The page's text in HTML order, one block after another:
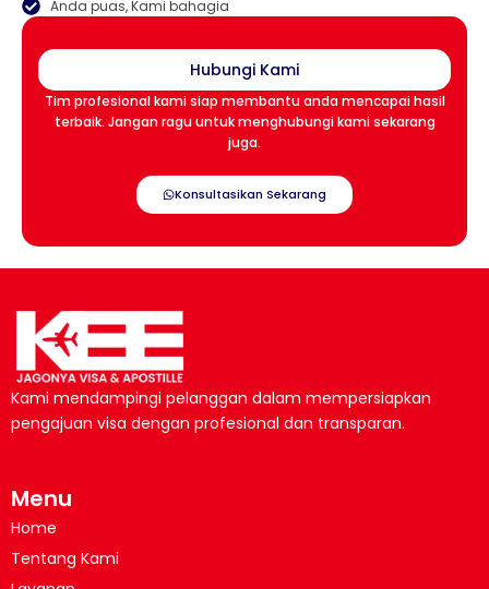
Anda puas, Kami bahagia
Hubungi Kami
Tim profesional kami siap membantu anda mencapai hasil
terbaik. Jangan ragu untuk menghubungi kami sekarang
juga.
Konsultasikan Sekarang
Kami mendampingi pelanggan dalam mempersiapkan
pengajuan visa dengan profesional dan transparan.
Menu
Home
Tentang Kami